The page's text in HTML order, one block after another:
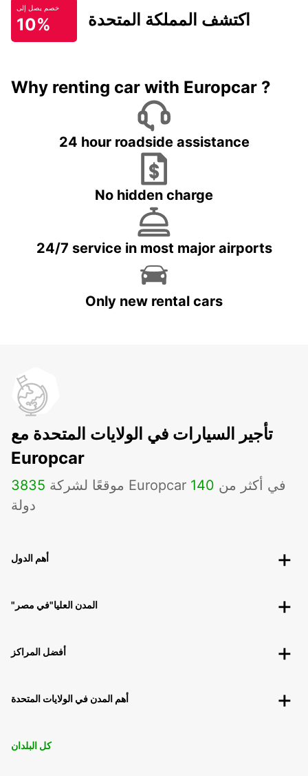
خصم يصل إلى
10% اكتشف المملكة المتحدة
Why renting car with Europcar ?
24 hour roadside assistance
No hidden charge
24/7 service in most major airports
Only new rental cars
تأجير السيارات في الولايات المتحدة مع
Europcar
3835 موقعًا لشركة Europcar في أكثر من 140
دولة
أهم الدول
"المدن العليا"في مصر
أفضل المراكز
أهم المدن في الولايات المتحدة
كل البلدان